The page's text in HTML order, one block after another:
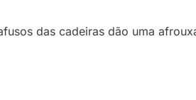
das cadeiras dão uma